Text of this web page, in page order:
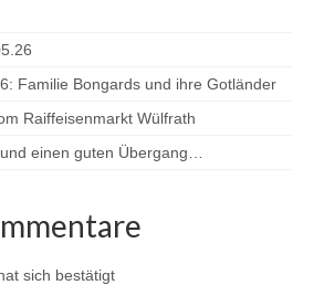
Familie Bongards und ihre Gotländer
Raiffeisenmarkt Wülfrath
einen guten Übergang…
sich bestätigt